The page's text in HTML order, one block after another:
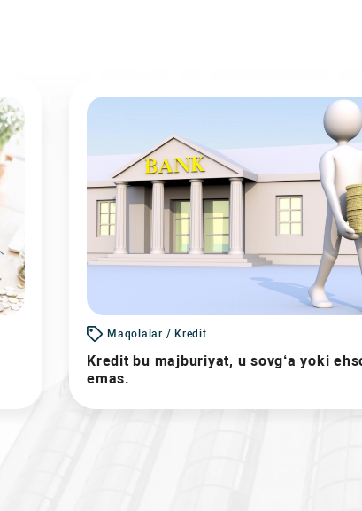
Maqolalar / Kredit
Kredit bu majburiyat, u sovg‘a yoki
emas.